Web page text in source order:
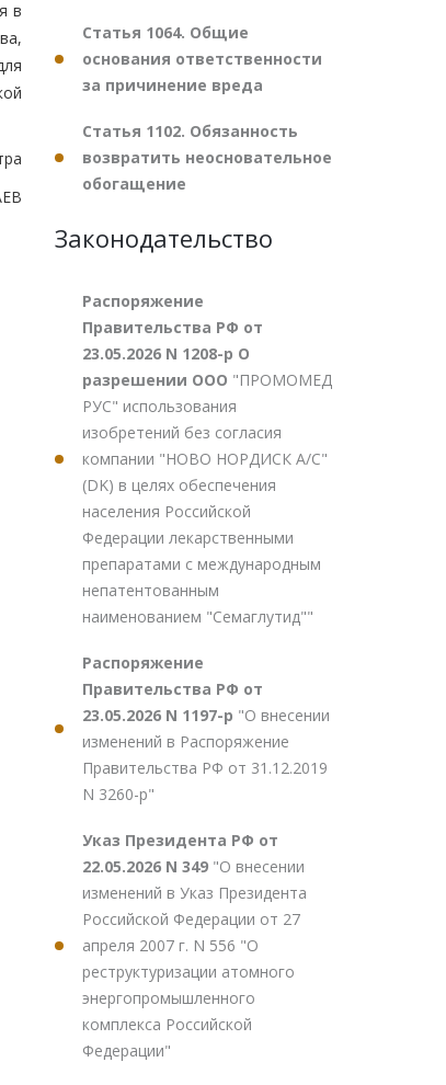
в
Статья 1064. Общие
основания ответственности
за причинение вреда
Статья 1102. Обязанность
возвратить неосновательное
обогащение
Законодательство
Распоряжение
Правительства РФ от
23.05.2026 N 1208-р О
разрешении ООО "ПРОМОМЕД
РУС" использования
изобретений без согласия
компании "НОВО НОРДИСК А/С"
(DK) в целях обеспечения
населения Российской
Федерации лекарственными
препаратами с международным
непатентованным
наименованием "Семаглутид""
Распоряжение
Правительства РФ от
23.05.2026 N 1197-р "О внесении
изменений в Распоряжение
Правительства РФ от 31.12.2019
N 3260-р"
Указ Президента РФ от
22.05.2026 N 349 "О внесении
изменений в Указ Президента
Российской Федерации от 27
апреля 2007 г. N 556 "О
реструктуризации атомного
энергопромышленного
комплекса Российской
Федерации"